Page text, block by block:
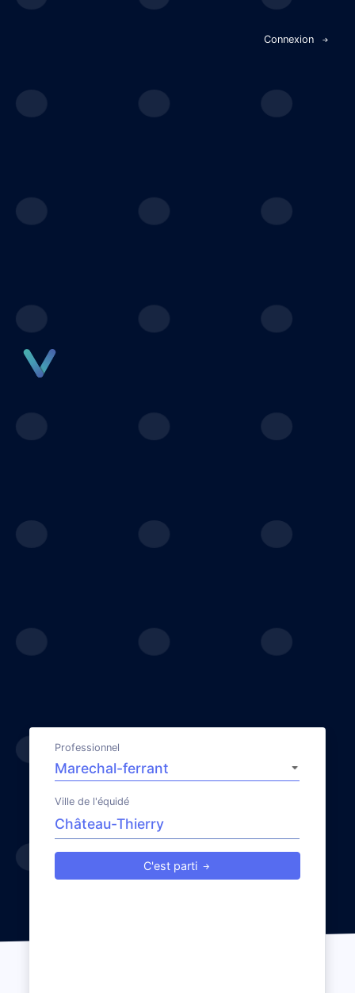
Connexion
Professionnel
Ville de l'équidé
C'est parti